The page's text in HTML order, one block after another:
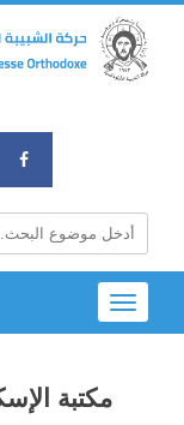
Toggle
navigation
مكتبة